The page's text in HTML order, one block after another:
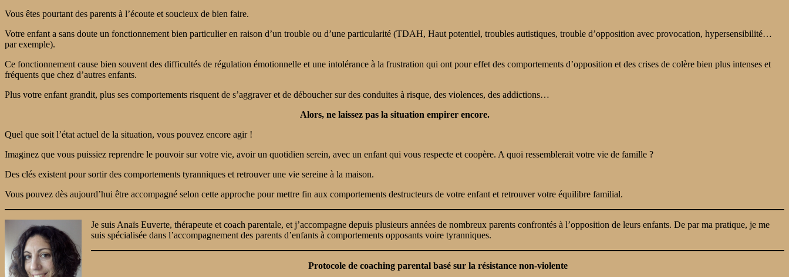
Vous êtes pourtant des parents à l’écoute et soucieux de bien faire.
Votre enfant a sans doute un fonctionnement bien particulier en raison d’un trouble ou d’une particularité (TDAH, Haut potentiel, troubles autistiques, trouble d’opposition avec provocation, hypersensibilité…
par exemple).
Ce fonctionnement cause bien souvent des difficultés de régulation émotionnelle et une intolérance à la frustration qui ont pour effet des comportements d’opposition et des crises de colère bien plus intenses et
fréquents que chez d’autres enfants.
Plus votre enfant grandit, plus ses comportements risquent de s’aggraver et de déboucher sur des conduites à risque, des violences, des addictions…
Alors, ne laissez pas la situation empirer encore.
Quel que soit l’état actuel de la situation, vous pouvez encore agir !
Imaginez que vous puissiez reprendre le pouvoir sur votre vie, avoir un quotidien serein, avec un enfant qui vous respecte et coopère. A quoi ressemblerait votre vie de famille ?
Des clés existent pour sortir des comportements tyranniques et retrouver une vie sereine à la maison.
Vous pouvez dès aujourd’hui être accompagné selon cette approche pour mettre fin aux comportements destructeurs de votre enfant et retrouver votre équilibre familial.
Je suis Anaïs Euverte, thérapeute et coach parentale, et j’accompagne depuis plusieurs années de nombreux parents confrontés à l’opposition de leurs enfants. De par ma pratique, je me
suis spécialisée dans l’accompagnement des parents d’enfants à comportements opposants voire tyranniques.
Protocole de coaching parental basé sur la résistance non-violente